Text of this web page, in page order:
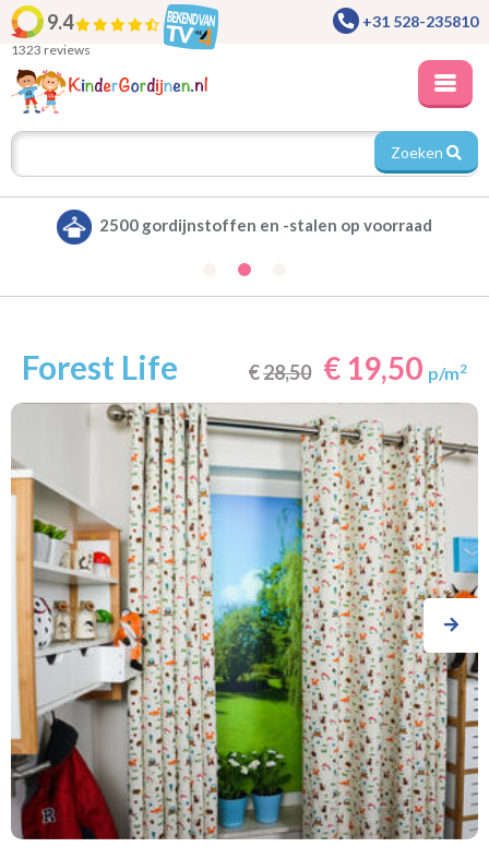
9.4
1323 reviews
+31 528-235810
Zoeken
Alle gordijnen verduisterend leverbaar
Forest Life €28,50 € 19,50 p/m2